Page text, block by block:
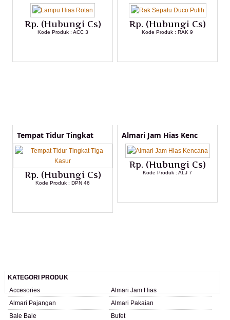
Rp. (Hubungi Cs)
Kode Produk : ACC 3
Rp. (Hubungi Cs)
Kode Produk : RAK 9
Tempat Tidur Tingkat
Rp. (Hubungi Cs)
Kode Produk : DPN 46
Almari Jam Hias Kenc
Rp. (Hubungi Cs)
Kode Produk : ALJ 7
KATEGORI PRODUK
Accesories
Almari Jam Hias
Almari Pajangan
Almari Pakaian
Bale Bale
Bufet